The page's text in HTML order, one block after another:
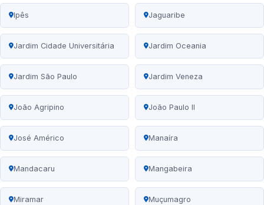
Ipês Jaguaribe
Jardim Cidade Universitária Jardim Oceania
Jardim São Paulo Jardim Veneza
João Agripino João Paulo II
José Américo Manaíra
Mandacaru Mangabeira
Miramar Muçumagro